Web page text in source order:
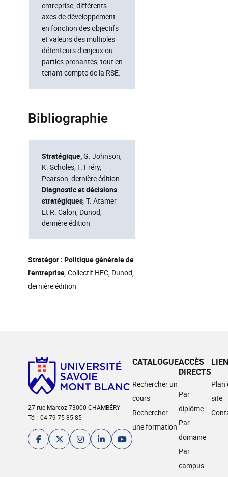
entreprise, différents
axes de développement
en fonction des objectifs
et valeurs des multiples
détenteurs d’enjeux ou
parties prenantes, tout en
tenant compte de la RSE.
Bibliographie
Stratégique,G. Johnson,
K. Scholes, F. Fréry,
Pearson, dernière édition
Diagnostic et décisions
stratégiques, T. Atamer
Et R. Calori, Dunod,
dernière édition
Stratégor : Politique générale de
l'entreprise, Collectif HEC, Dunod,
dernière édition
27 rue Marcoz 73000 CHAMBÉRY
Tél : 04 79 75 85 85
CATALOGUE
Rechercher un
cours
Rechercher
une formation
ACCÈS
DIRECTS
Par
diplôme
Par
domaine
Par
campus
Plan
site